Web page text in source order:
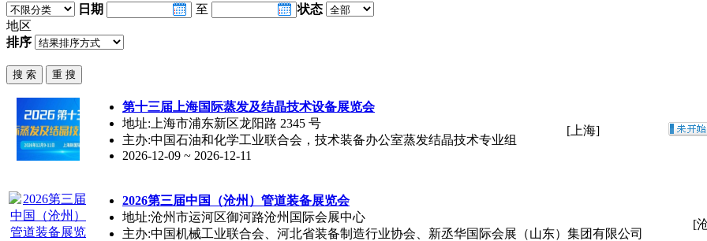
日期
至
状态
地区
排序
第十三届上海国际蒸发及结晶技术设备展览会
地址:上海市浦东新区龙阳路 2345 号
主办:中国石油和化学工业联合会，技术装备办公室蒸发结晶技术专业组
2026-12-09 ~ 2026-12-11
[上海]
2026第三届中国（沧州）管道装备展览会
地址:沧州市运河区御河路沧州国际会展中心
主办:中国机械工业联合会、河北省装备制造行业协会、新丞华国际会展（山东）集团有限公司
[